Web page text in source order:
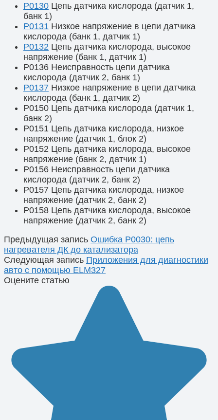
P0130 Цепь датчика кислорода (датчик 1,
банк 1)
P0131 Низкое напряжение в цепи датчика
кислорода (банк 1, датчик 1)
P0132 Цепь датчика кислорода, высокое
напряжение (банк 1, датчик 1)
P0136 Неисправность цепи датчика
кислорода (датчик 2, банк 1)
P0137 Низкое напряжение в цепи датчика
кислорода (банк 1, датчик 2)
P0150 Цепь датчика кислорода (датчик 1,
банк 2)
P0151 Цепь датчика кислорода, низкое
напряжение (датчик 1, блок 2)
P0152 Цепь датчика кислорода, высокое
напряжение (банк 2, датчик 1)
P0156 Неисправность цепи датчика
кислорода (датчик 2, банк 2)
P0157 Цепь датчика кислорода, низкое
напряжение (датчик 2, банк 2)
P0158 Цепь датчика кислорода, высокое
напряжение (датчик 2, банк 2)
Предыдущая запись Ошибка P0030: цепь
нагревателя ДК до катализатора
Следующая запись Приложения для диагностики
авто с помощью ELM327
Оцените статью